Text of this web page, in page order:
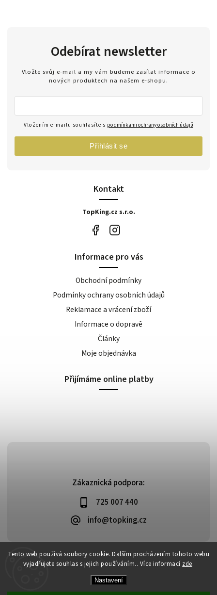
Tento web používá soubory cookie. Dalším procházením tohoto webu
vyjadřujete souhlas s jejich používáním.. Více informací zde.
Nastavení
Zákaznická podpora:
725 007 440
info@topking.cz
Kontakt
TopKing.cz s.r.o.
Odebírat newsletter
Vložte svůj e-mail a my vám budeme zasílat informace o
nových produktech na našem e-shopu.
Vložením e-mailu souhlasíte s podmínkami ochrany osobních údajů
Přihlásit se
Informace pro vás
Obchodní podmínky
Podmínky ochrany osobních údajů
Reklamace a vrácení zboží
Informace o dopravě
Články
Moje objednávka
Přijímáme online platby
Copyright 2026Top King. Všechna práva vyhrazena.
VytvořilShoptet| Design